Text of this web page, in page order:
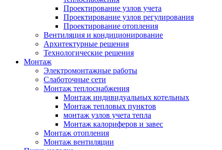
Проектирование узлов учета
Проектирование узлов регулирования
Проектирование отопления
Вентиляция и кондиционирование
Архитектурные решения
Технологические решения
Монтаж
Электромонтажные работы
Слаботочные сети
Монтаж теплоснабжения
Монтаж индивидуальных котельных
Монтаж тепловых пунктов
монтаж узлов учета тепла
Монтаж калориферов и завес
Монтаж отопления
Монтаж вентиляции